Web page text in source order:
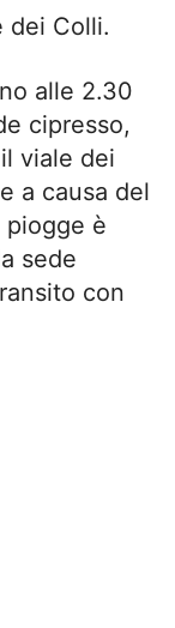
dei Colli.
alle 2.30
cipresso,
viale dei
a causa del
è
sede
con